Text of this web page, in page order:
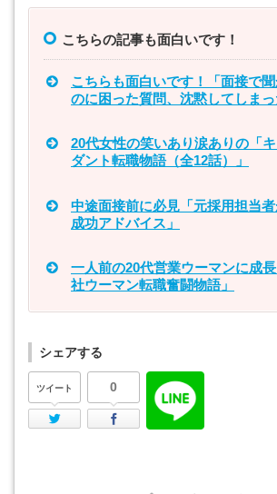
こちらの記事も面白いです！
こちらも面白いです！「面接で
のに困った質問、沈黙してしまっ
20代女性の笑いあり涙ありの「
ダント転職物語（全12話）」
中途面接前に必見「元採用担当
成功アドバイス」
一人前の20代営業ウーマンに成
社ウーマン転職奮闘物語」
シェアする
ツイート
Twitter
0
Facebook